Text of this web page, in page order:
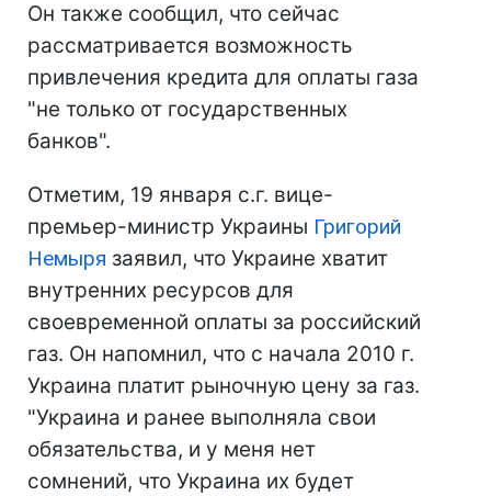
Он также сообщил, что сейчас
рассматривается возможность
привлечения кредита для оплаты газа
"не только от государственных
банков".
Отметим, 19 января с.г. вице-
премьер-министр Украины Григорий
Немыря заявил, что Украине хватит
внутренних ресурсов для
своевременной оплаты за российский
газ. Он напомнил, что с начала 2010 г.
Украина платит рыночную цену за газ.
"Украина и ранее выполняла свои
обязательства, и у меня нет
сомнений, что Украина их будет